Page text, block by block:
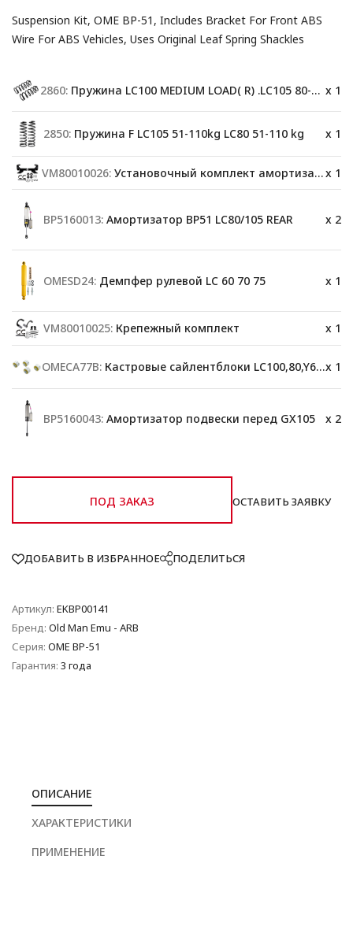
Suspension Kit, OME BP-51, Includes Bracket For Front ABS
Wire For ABS Vehicles, Uses Original Leaf Spring Shackles
2860:Пружина LC100 MEDIUM LOAD( R) .LC105 80-200 kg(R) x 1
2850: Пружина F LC105 51-110kg LC80 51-110 kg x 1
VM80010026:Установочный комплект амортизатора x 1
BP5160013: Амортизатор BP51 LC80/105 REAR x 2
OMESD24: Демпфер рулевой LC 60 70 75 x 1
VM80010025: Крепежный комплект x 1
OMECA77B: Кастровые сайлентблоки LC100,80,Y60,78 x 1
BP5160043: Амортизатор подвески перед GX105 x 2
ПОД ЗАКАЗ ОСТАВИТЬ ЗАЯВКУ
ДОБАВИТЬ В ИЗБРАННОЕ ПОДЕЛИТЬСЯ
Артикул: EKBP00141
Бренд: Old Man Emu - ARB
Серия: OME BP-51
Гарантия: 3 года
ОПИСАНИЕ
ХАРАКТЕРИСТИКИ
ПРИМЕНЕНИЕ